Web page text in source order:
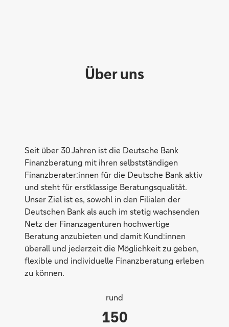
Freiheit
Über uns
Seit über 30 Jahren ist die Deutsche Bank
Finanzberatung mit ihren selbstständigen
Finanzberater:innen für die Deutsche Bank aktiv
und steht für erstklassige Beratungsqualität.
Unser Ziel ist es, sowohl in den Filialen der
Deutschen Bank als auch im stetig wachsenden
Netz der Finanzagenturen hochwertige
Beratung anzubieten und damit Kund:innen
überall und jederzeit die Möglichkeit zu geben,
flexible und individuelle Finanzberatung erleben
zu können.
rund
150